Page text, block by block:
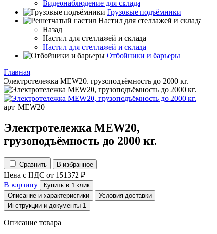
Видеонаблюдение для склада
Грузовые подъёмники
Настил для стеллажей и склада
Назад
Настил для стеллажей и склада
Настил для стеллажей и склада
Отбойники и барьеры
Главная
Электротележка MEW20, грузоподъёмность до 2000 кг.
арт. MEW20
Электротележка MEW20,
грузоподъёмность до 2000 кг.
Сравнить В избранное
Цена с НДС от 151372 ₽
В корзину
Купить в 1 клик
Описание и характеристики
Условия доставки
Инструкции и документы 1
Описание товара